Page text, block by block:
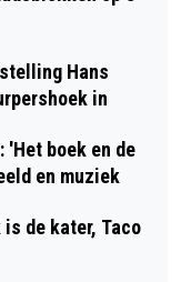
JAAR 2022
Hans
in
'Het boek en de
en muziek
de kater, Taco